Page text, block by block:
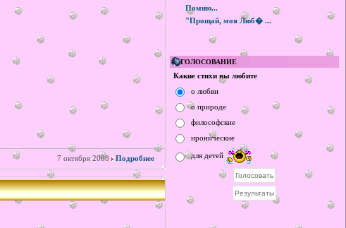
7 октября 2008 Подробнее
Помню...
"Прощай, моя Люб� ...
ГОЛОСОВАНИЕ
Какие стихи вы любите
о любви
о природе
философские
иронические
для детей